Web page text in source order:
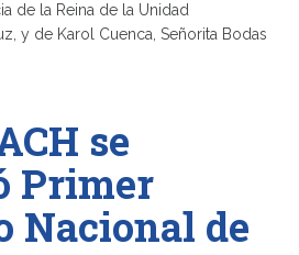
de la Reina de la Unidad
y de Karol Cuenca, Señorita Bodas
se
Primer
Nacional de